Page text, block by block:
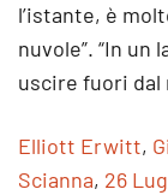
l’istante, è
nuvole”. “In
uscire fuori dal
Elliott Erwitt,
Scianna, 26